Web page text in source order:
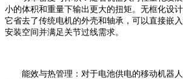
小的体积和重量下输出更大的扭矩。无框化设
它省去了传统电机的外壳和轴承，可以直接嵌
安装空间并满足关节过线需求。
能效与热管理：对于电池供电的移动机器人